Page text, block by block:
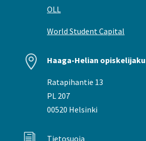
OLL
World Student Capital
 Haaga-Helian
Ratapihantie 13
PL 207
00520 Helsinki
i Tietosuoja